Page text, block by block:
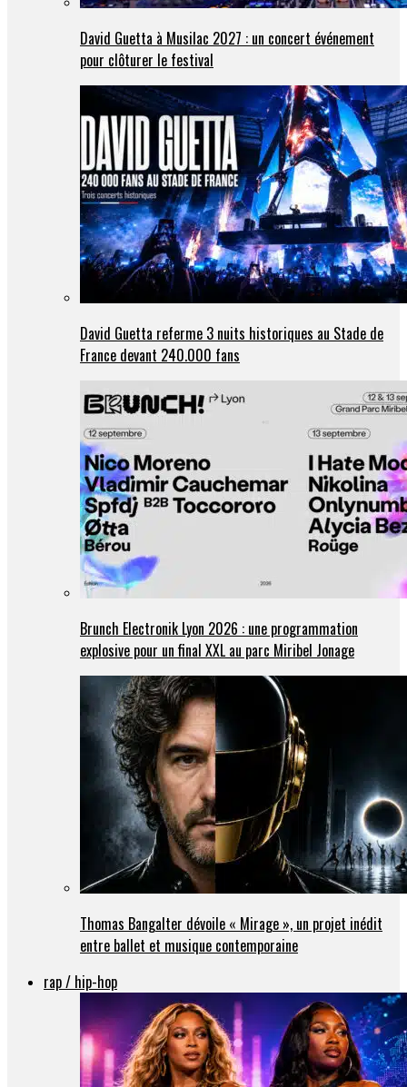
David Guetta à Musilac 2027 : un concert événement
pour clôturer le festival
David Guetta referme 3 nuits historiques au Stade de
France devant 240.000 fans
Brunch Electronik Lyon 2026 : une programmation
explosive pour un final XXL au parc Miribel Jonage
Thomas Bangalter dévoile « Mirage », un projet inédit
entre ballet et musique contemporaine
rap / hip-hop